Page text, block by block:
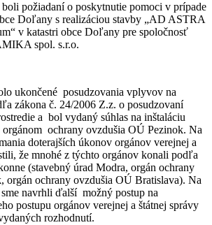
požiadaní o poskytnutie pomoci v prípade
Doľany s realizáciou stavby „AD ASTRA
v katastri obce Doľany pre spoločnosť
spol. s.r.o.
ukončené posudzovania vplyvov na
zákona č. 24/2006 Z.z. o posudzovaní
a bol vydaný súhlas na inštaláciu
orgánom ochrany ovzdušia OÚ Pezinok. Na
doterajších úkonov orgánov verejnej a
že mnohé z týchto orgánov konali podľa
(stavebný úrad Modra, orgán ochrany
orgán ochrany ovzdušia OÚ Bratislava). Na
navrhli ďalší možný postup na
postupu orgánov verejnej a štátnej správy
rozhodnutí.